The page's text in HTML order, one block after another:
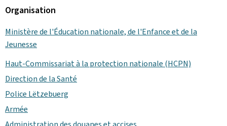
Organisation
Ministère de l'Éducation nationale, de l'Enfance et de la
Jeunesse
Haut-Commissariat à la protection nationale (HCPN)
Direction de la Santé
Police Lëtzebuerg
Armée